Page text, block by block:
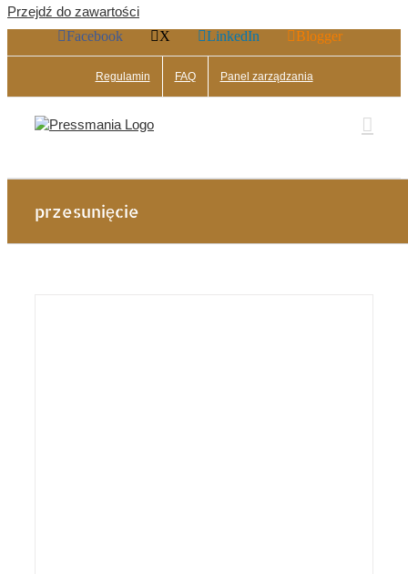
Przejdź do zawartości
Facebook
X LinkedIn Blogger
Regulamin FAQ Panel zarządzania
przesunięcie